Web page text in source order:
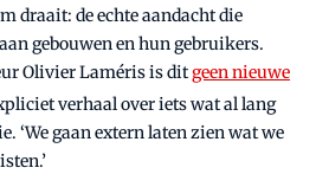
draait: de echte aandacht die
gebouwen en hun gebruikers.
Olivier Laméris is ditgeen nieuwe
verhaal over iets wat al lang
‘We gaan extern laten zien wat we